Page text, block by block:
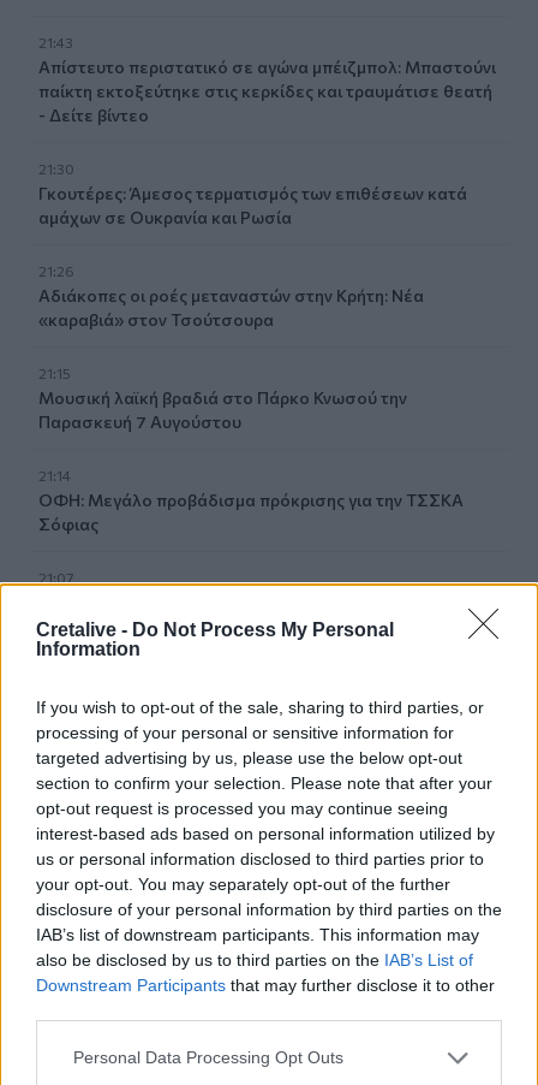
Cretalive - Do Not Process My Personal
Information
If you wish to opt-out of the sale, sharing to third parties, or
processing of your personal or sensitive information for
targeted advertising by us, please use the below opt-out
section to confirm your selection. Please note that after your
opt-out request is processed you may continue seeing
interest-based ads based on personal information utilized by
us or personal information disclosed to third parties prior to
your opt-out. You may separately opt-out of the further
disclosure of your personal information by third parties on the
IAB’s list of downstream participants. This information may
also be disclosed by us to third parties on the IAB’s List of
Downstream Participants that may further disclose it to other
Personal Data Processing Opt Outs
21:43
Απίστευτο περιστατικό σε αγώνα μπέιζμπολ: Μπαστούνι
παίκτη εκτοξεύτηκε στις κερκίδες και τραυμάτισε θεατή
- Δείτε βίντεο
21:30
Γκουτέρες: Άμεσος τερματισμός των επιθέσεων κατά
αμάχων σε Ουκρανία και Ρωσία
21:26
Αδιάκοπες οι ροές μεταναστών στην Κρήτη: Νέα
«καραβιά» στον Τσούτσουρα
21:15
Μουσική λαϊκή βραδιά στο Πάρκο Κνωσού την
Παρασκευή 7 Αυγούστου
21:14
ΟΦΗ: Μεγάλο προβάδισμα πρόκρισης για την ΤΣΣΚΑ
Σόφιας
21:07
Κρήτη
Γιατί δεν έσωσα το κουτάβι: Τι αναφέρει ο ερευνητής που
κατέγραφε τη συμβίωση του μικρού σκυλιού με αγέλη
λύκων
21:00
Χανιά: Τραγούδια που κουβαλούν ιστορίες και
αναμνήσεις στο Αρχαιολογικό Μουσείο
20:49
Στην Κρήτη ο υπ. Υποδομών Χρίστος Δήμας: «Προχωρούν
τα έργα σε όλο το μήκος του ΒΟΑΚ»
ερωτηματικά